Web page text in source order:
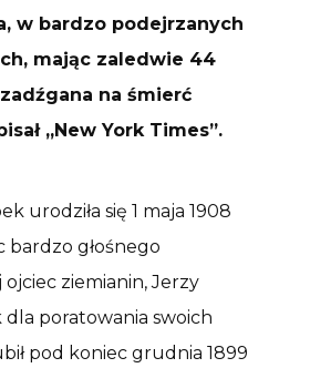
w bardzo podejrzanych
mając zaledwie 44
na śmierć
„New York Times”.
urodziła się 1 maja 1908
bardzo głośnego
ojciec ziemianin, Jerzy
dla poratowania swoich
pod koniec grudnia 1899